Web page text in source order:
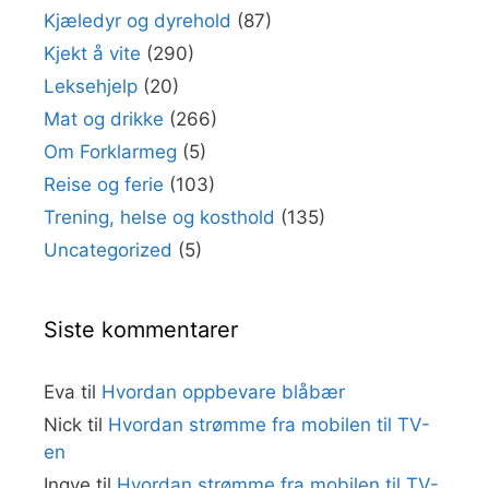
Kjæledyr og dyrehold (87)
Kjekt å vite (290)
Leksehjelp (20)
Mat og drikke (266)
Om Forklarmeg (5)
Reise og ferie (103)
Trening, helse og kosthold (135)
Uncategorized (5)
Siste kommentarer
Eva til Hvordan oppbevare blåbær
Nick til Hvordan strømme fra mobilen til TV-
en